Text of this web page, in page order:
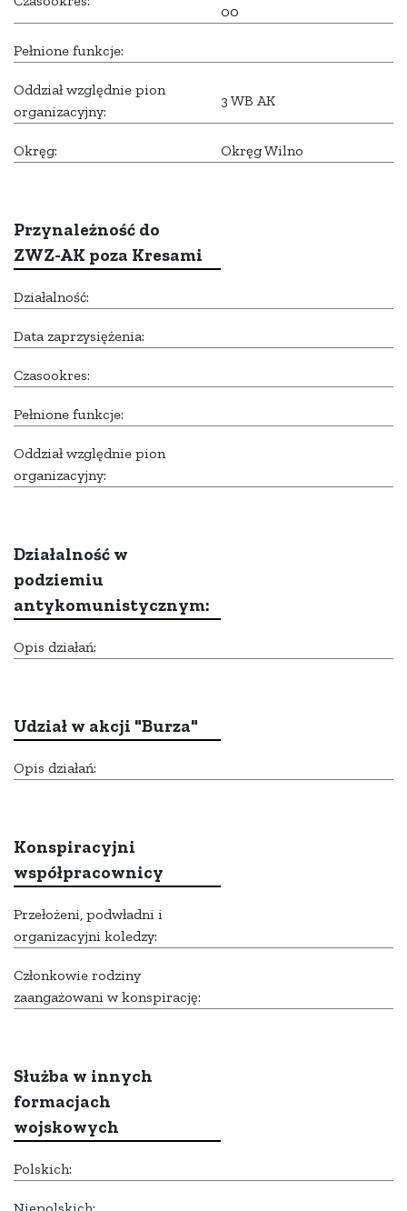
00
Pełnione funkcje:
Oddział względnie pion
organizacyjny:
3 WB AK
Okręg: Okręg Wilno
Przynależność do
ZWZ-AK poza Kresami
Działalność:
Data zaprzysiężenia:
Czasookres:
Pełnione funkcje:
Oddział względnie pion
organizacyjny:
Działalność w
podziemiu
antykomunistycznym:
Opis działań:
Udział w akcji "Burza"
Opis działań:
Konspiracyjni
współpracownicy
Przełożeni, podwładni i
organizacyjni koledzy:
Członkowie rodziny
zaangażowani w konspirację:
Służba w innych
formacjach
wojskowych
Polskich: